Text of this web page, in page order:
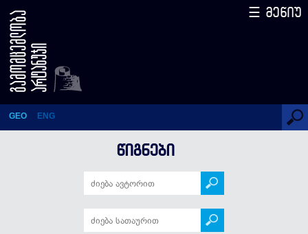
წიგნები
GEO ENG
☰ მენიუ
ᲬᲘᲒᲜᲔᲑᲘ